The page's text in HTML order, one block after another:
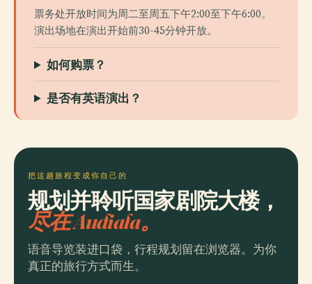
票务处开放时间为周二至周五下午2:00至下午6:00。
演出场地在演出开始前30-45分钟开放。
如何购票？
是否有英语演出？
把这趟旅程变成你自己的
规划并聆听国家剧院大楼，
尽在 Audiala。
语音导览装进口袋，行程规划留在浏览器。为你
真正的旅行方式而生。